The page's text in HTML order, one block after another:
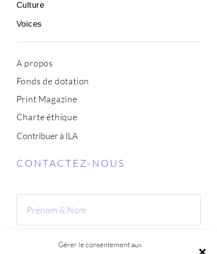
Gérer le consentement aux
Culture
Voices
A propos
Fonds de dotation
Print Magazine
Charte éthique
Contribuer à ILA
CONTACTEZ-NOUS